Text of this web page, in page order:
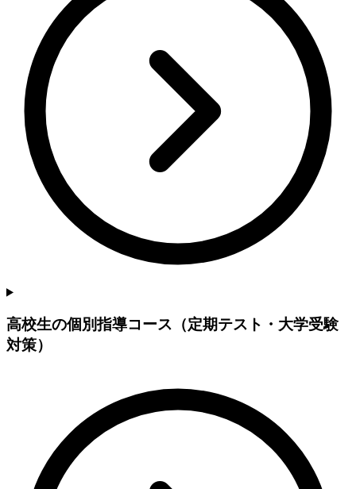
高校生の個別指導コース（定期テスト・大学受験
対策）